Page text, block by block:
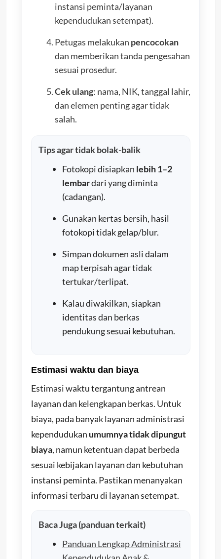
instansi peminta/layanan
kependudukan setempat).
Petugas melakukan pencocokan
dan memberikan tanda pengesahan
sesuai prosedur.
Cek ulang: nama, NIK, tanggal lahir,
dan elemen penting agar tidak
salah.
Tips agar tidak bolak-balik
Fotokopi disiapkan lebih 1–2
lembardari yang diminta
(cadangan).
Gunakan kertas bersih, hasil
fotokopi tidak gelap/blur.
Simpan dokumen asli dalam
map terpisah agar tidak
tertukar/terlipat.
Kalau diwakilkan, siapkan
identitas dan berkas
pendukung sesuai kebutuhan.
Estimasi waktu dan biaya
Estimasi waktu tergantung antrean
layanan dan kelengkapan berkas. Untuk
biaya, pada banyak layanan administrasi
kependudukan umumnya tidak dipungut
biaya, namun ketentuan dapat berbeda
sesuai kebijakan layanan dan kebutuhan
instansi peminta. Pastikan menanyakan
informasi terbaru di layanan setempat.
Baca Juga (panduan terkait)
Panduan Lengkap Administrasi